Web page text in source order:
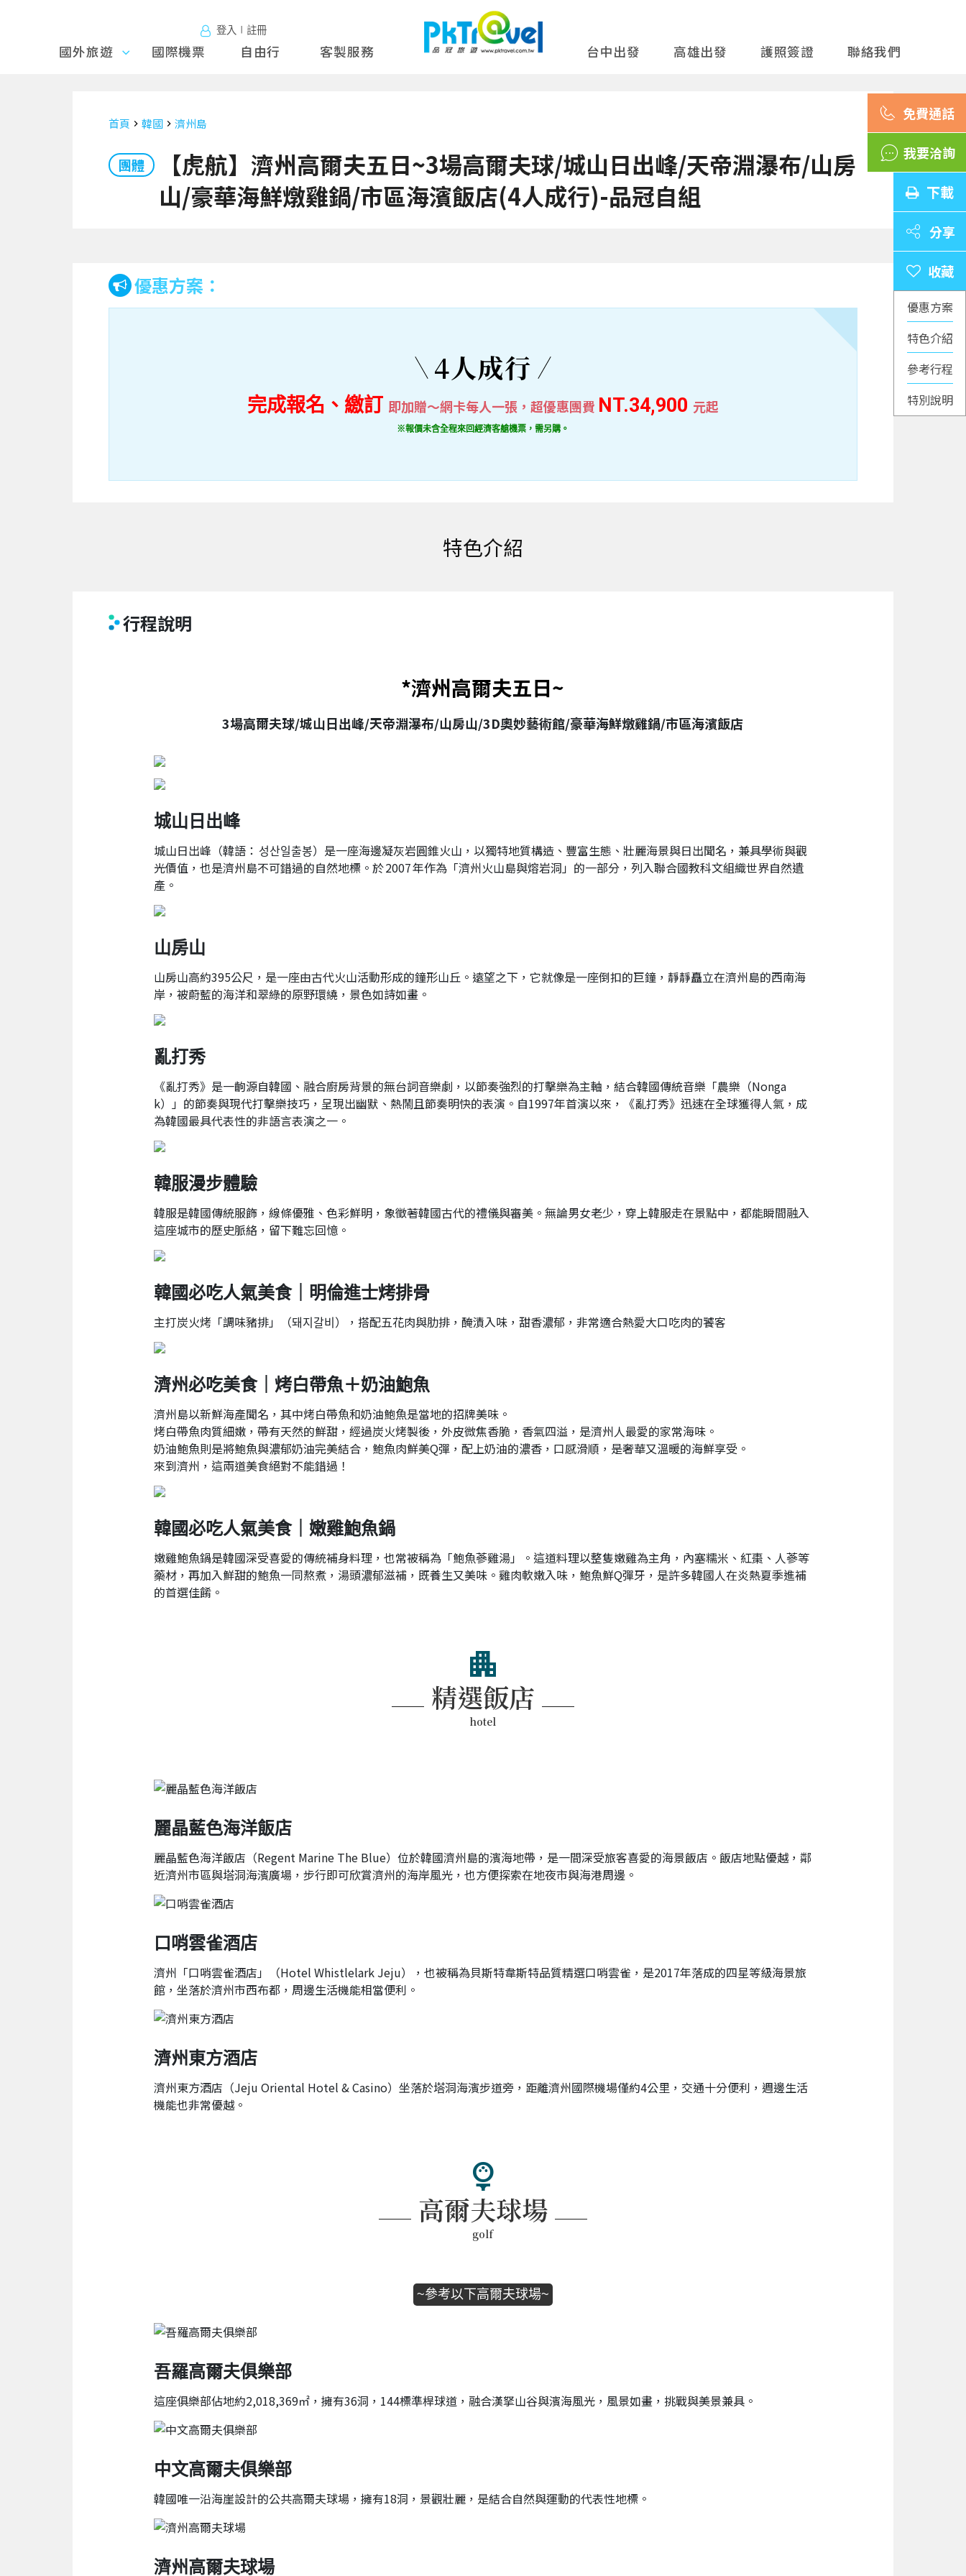
登入∣註冊
國外旅
國外旅遊 國際機票 自由行 客製服務 台中出發 高雄出發 護照簽證 聯絡我們
我要洽詢
下載
分享
優惠方案
特色介紹
首頁 韓國 濟州島
團體
【虎航】濟州高爾夫五日~3場高爾夫球/城山日出峰/天帝淵瀑布/山房
山/豪華海鮮燉雞鍋/市區海濱飯店(4人成行)-品冠自組
優惠方案：
4人成行
完成報名、繳訂 即加贈～網卡每人一張，超優惠團費 NT.34,900 元起
※報價未含全程來回經濟客艙機票，需另購。
特色介紹
行程說明
*濟州高爾夫五日~
3場高爾夫球/城山日出峰/天帝淵瀑布/山房山/3D奧妙藝術館/豪華海鮮燉雞鍋/市區海濱飯店
城山日出峰
城山日出峰（韓語： 성산일출봉）是一座海邊凝灰岩圓錐火山，以獨特地質構造、豐富生態、壯麗海景與日出聞名，兼具學術與觀
光價值，也是濟州島不可錯過的自然地標。於 2007 年作為「濟州火山島與熔岩洞」的一部分，列入聯合國教科文組織世界自然遺
產。
山房山
山房山高約395公尺，是一座由古代火山活動形成的鐘形山丘。遠望之下，它就像是一座倒扣的巨鐘，靜靜矗立在濟州島的西南海
岸，被蔚藍的海洋和翠綠的原野環繞，景色如詩如畫。
亂打秀
《亂打秀》是一齣源自韓國、融合廚房背景的無台詞音樂劇，以節奏強烈的打擊樂為主軸，結合韓國傳統音樂「農樂（Nonga
k）」的節奏與現代打擊樂技巧，呈現出幽默、熱鬧且節奏明快的表演。自1997年首演以來，《亂打秀》迅速在全球獲得人氣，成
為韓國最具代表性的非語言表演之一。
韓服漫步體驗
韓服是韓國傳統服飾，線條優雅、色彩鮮明，象徵著韓國古代的禮儀與審美。無論男女老少，穿上韓服走在景點中，都能瞬間融入
這座城市的歷史脈絡，留下難忘回憶。
韓國必吃人氣美食｜明倫進士烤排骨
主打炭火烤「調味豬排」（돼지갈비），搭配五花肉與肋排，醃漬入味，甜香濃郁，非常適合熱愛大口吃肉的饕客
濟州必吃美食｜烤白帶魚＋奶油鮑魚
濟州島以新鮮海產聞名，其中烤白帶魚和奶油鮑魚是當地的招牌美味。
烤白帶魚肉質細嫩，帶有天然的鮮甜，經過炭火烤製後，外皮微焦香脆，香氣四溢，是濟州人最愛的家常海味。
奶油鮑魚則是將鮑魚與濃郁奶油完美結合，鮑魚肉鮮美Q彈，配上奶油的濃香，口感滑順，是奢華又溫暖的海鮮享受。
來到濟州，這兩道美食絕對不能錯過！
韓國必吃人氣美食｜嫩雞鮑魚鍋
嫩雞鮑魚鍋是韓國深受喜愛的傳統補身料理，也常被稱為「鮑魚蔘雞湯」。這道料理以整隻嫩雞為主角，內塞糯米、紅棗、人蔘等
藥材，再加入鮮甜的鮑魚一同熬煮，湯頭濃郁滋補，既養生又美味。雞肉軟嫩入味，鮑魚鮮Q彈牙，是許多韓國人在炎熱夏季進補
的首選佳餚。
apartment
精選飯店
hotel
麗晶藍色海洋飯店
麗晶藍色海洋飯店（Regent Marine The Blue）位於韓國濟州島的濱海地帶，是一間深受旅客喜愛的海景飯店。飯店地點優越，鄰
近濟州市區與塔洞海濱廣場，步行即可欣賞濟州的海岸風光，也方便探索在地夜市與海港周邊。
口哨雲雀酒店
濟州「口哨雲雀酒店」（Hotel Whistlelark Jeju），也被稱為貝斯特韋斯特品質精選口哨雲雀，是2017年落成的四星等級海景旅
館，坐落於濟州市西布都，周邊生活機能相當便利。
濟州東方酒店
濟州東方酒店（Jeju Oriental Hotel & Casino）坐落於塔洞海濱步道旁，距離濟州國際機場僅約4公里，交通十分便利，週邊生活
機能也非常優越。
sports_golf
高爾夫球場
golf
~參考以下高爾夫球場~
吾羅高爾夫俱樂部
這座俱樂部佔地約2,018,369㎡，擁有36洞，144標準桿球道，融合漢拏山谷與濱海風光，風景如畫，挑戰與美景兼具。
中文高爾夫俱樂部
韓國唯一沿海崖設計的公共高爾夫球場，擁有18洞，景觀壯麗，是結合自然與運動的代表性地標。
濟州高爾夫球場